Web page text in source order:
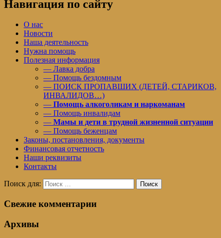
Навигация по сайту
О нас
Новости
Наша деятельность
Нужна помощь
Полезная информация
— Лавка добра
— Помощь бездомным
— ПОИСК ПРОПАВШИХ (ДЕТЕЙ, СТАРИКОВ,
ИНВАЛИДОВ…)
— Помощь алкоголикам и наркоманам
— Помощь инвалидам
— Мамы и дети в трудной жизненной ситуации
— Помощь беженцам
Законы, постановления, документы
Финансовая отчетность
Наши реквизиты
Контакты
Поиск для: Поиск
Свежие комментарии
Архивы